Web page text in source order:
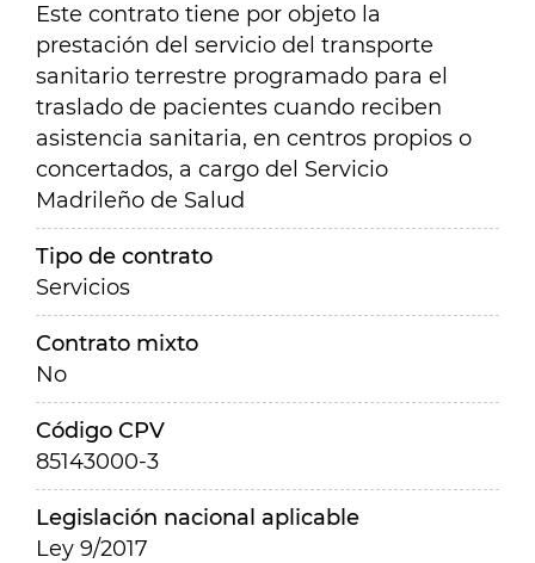
Este contrato tiene por objeto la
prestación del servicio del transporte
sanitario terrestre programado para el
traslado de pacientes cuando reciben
asistencia sanitaria, en centros propios o
concertados, a cargo del Servicio
Madrileño de Salud
Tipo de contrato
Servicios
Contrato mixto
No
Código CPV
85143000-3
Legislación nacional aplicable
Ley 9/2017